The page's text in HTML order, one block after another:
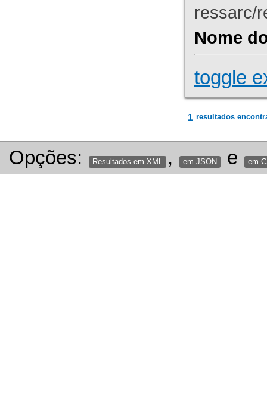
ressarc/
Nome
toggle
1 resultados
Opções: Resultados em XML , em JSON e em